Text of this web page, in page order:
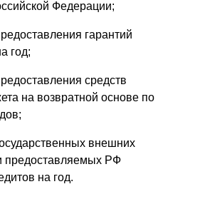
Федерации;
гарантий
год;
средств
на возвратной основе по
внешних
предоставляемых РФ
на год.